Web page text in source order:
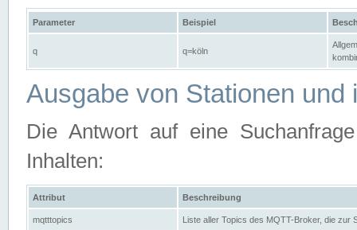
Parameter Beispiel
q q=köln
Ausgabe von Stationen und
Die Antwort auf eine
Inhalten:
Attribut Beschreibung
mqtttopics Liste aller Topics des MQTT-Broker, die zur